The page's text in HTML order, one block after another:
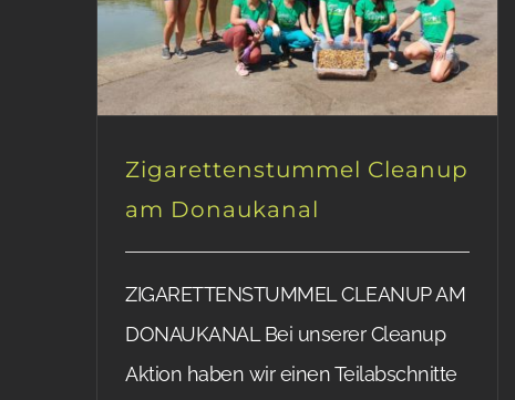
Zigarettenstummel Cleanup
am Donaukanal
ZIGARETTENSTUMMEL CLEANUP AM
DONAUKANAL Bei unserer Cleanup
Aktion haben wir einen Teilabschnitte